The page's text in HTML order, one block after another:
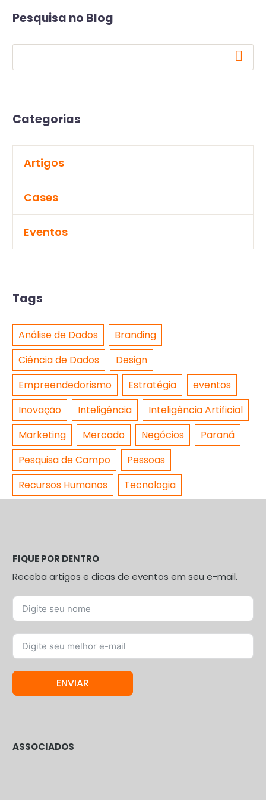
Pesquisa no Blog
Categorias
Artigos
Cases
Eventos
Tags
Análise de Dados
Branding
Ciência de Dados
Design
Empreendedorismo
Estratégia
eventos
Inovação
Inteligência
Inteligência Artificial
Marketing
Mercado Negócios
Paraná
Pesquisa de Campo
Pessoas
Recursos Humanos
Tecnologia
FIQUE POR DENTRO
Receba artigos e dicas de eventos em seu e-mail.
ENVIAR
ASSOCIADOS